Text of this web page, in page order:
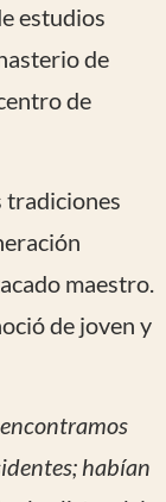
estudios
de
de
tradiciones
maestro.
de joven y
habían